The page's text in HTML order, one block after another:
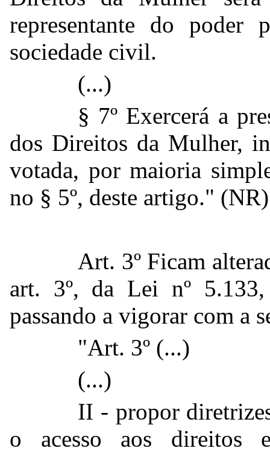
representante do poder
sociedade civil.
(...)
§ 7º Exercerá a
dos Direitos da Mulher,
votada, por maioria
no § 5º, deste artigo." (NR)
Art. 3º Ficam
art. 3º, da Lei nº
passando a vigorar com a
"Art. 3º (...)
(...)
II - propor
o acesso aos direitos